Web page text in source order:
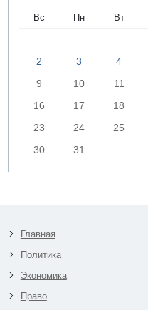
Вс Пн Вт
2
3 4
9
10 11
16
17 18
23
24 25
30
31
Главная
Политика
Экономика
Право